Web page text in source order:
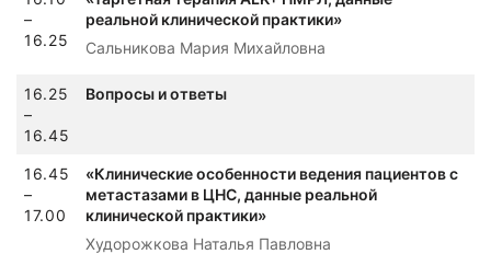
–
16.25
реальной клинической практики»
Сальникова Мария Михайловна
16.25
–
16.45
Вопросы и ответы
16.45
–
17.00
«Клинические особенности ведения пациентов с
метастазами в ЦНС, данные реальной
клинической практики»
Худорожкова Наталья Павловна